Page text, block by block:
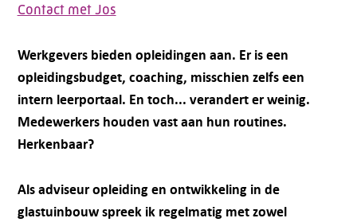
Contact met Jos
Werkgevers bieden opleidingen aan. Er is een
opleidingsbudget, coaching, misschien zelfs een
intern leerportaal. En toch... verandert er weinig.
Medewerkers houden vast aan hun routines.
Herkenbaar?
Als adviseur opleiding en ontwikkeling in de
glastuinbouw spreek ik regelmatig met zowel